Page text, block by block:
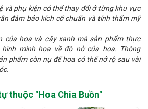
và phụ kiện có thể thay đổi ở từng khu vực
đảm bảo kích cỡ chuẩn và tính thẩm mỹ
của hoa và cây xanh mà sản phẩm thực
minh họa về độ nở của hoa. Thông
phẩm còn nụ để hoa có thể nở rộ sau vài
thuộc "Hoa Chia Buồn"